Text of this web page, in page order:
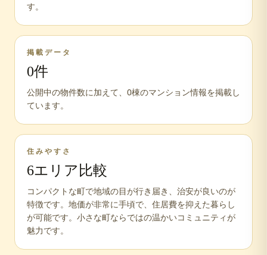
す。
掲載データ
0件
公開中の物件数に加えて、 0棟のマンション情報を掲載し
ています。
住みやすさ
6エリア比較
コンパクトな町で地域の目が行き届き、治安が良いのが
特徴です。地価が非常に手頃で、住居費を抑えた暮らし
が可能です。小さな町ならではの温かいコミュニティが
魅力です。